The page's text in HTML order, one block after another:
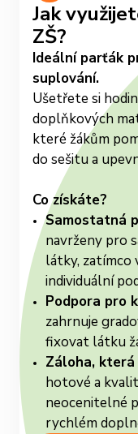
Jak
ZŠ?
Ideální parťák
suplování.
Ušetřete si
doplňkových
které žákům
do sešitu a
Co získáte?
Samostatná
navrženy pro
látky, zatímco
individuální
Podpora pro
zahrnuje
fixovat látku
Záloha, která
hotové a
neocenitelné
rychlém